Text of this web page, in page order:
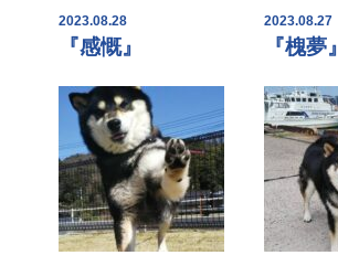
2023.08.28
『感慨』
2023.08.27
『槐夢』